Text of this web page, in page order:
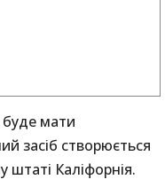
буде мати
засіб створюється
штаті Каліфорнія.